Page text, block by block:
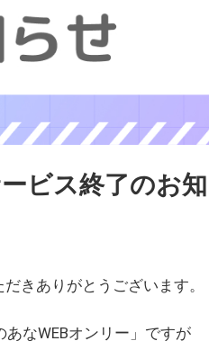
ビス終了のお
きありがとうございます。
なWEBオンリー」ですが